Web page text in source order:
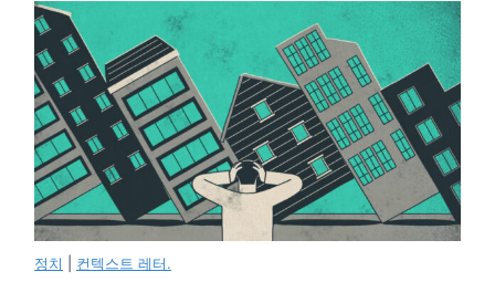
정치 컨텍스트 레터.